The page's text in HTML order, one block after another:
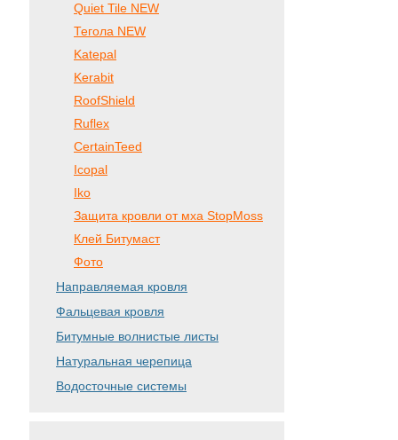
Quiet Tile NEW
Тегола NEW
Katepal
Kerabit
RoofShield
Ruflex
CertainTeed
Icopal
Iko
Защита кровли от мха StopMoss
Клей Битумаст
Фото
Направляемая кровля
Фальцевая кровля
Битумные волнистые листы
Натуральная черепица
Водосточные системы